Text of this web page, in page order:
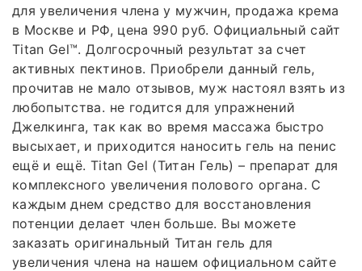
для увеличения члена у мужчин, продажа крема
в Москве и РФ, цена 990 руб. Официальный сайт
Titan Gel™. Долгосрочный результат за счет
активных пектинов. Приобрели данный гель,
прочитав не мало отзывов, муж настоял взять из
любопытства. не годится для упражнений
Джелкинга, так как во время массажа быстро
высыхает, и приходится наносить гель на пенис
ещё и ещё. Titan Gel (Титан Гель) – препарат для
комплексного увеличения полового органа. С
каждым днем средство для восстановления
потенции делает член больше. Вы можете
заказать оригинальный Титан гель для
увеличения члена на нашем официальном сайте